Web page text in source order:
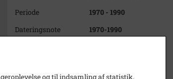
Periode
1970 - 1990
Dateringsnote
1970-1990
og til indsamling af statistik.